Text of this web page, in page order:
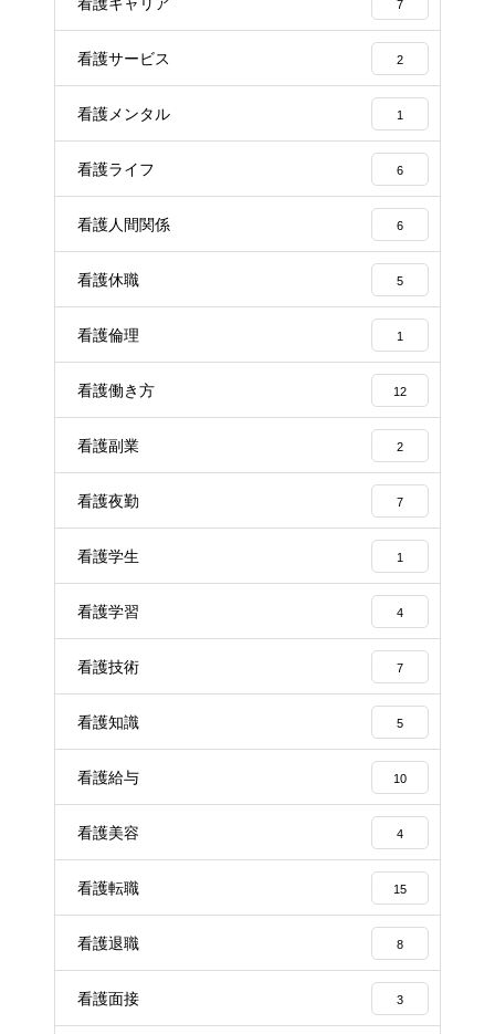
看護キャリア 7
看護サービス 2
看護メンタル 1
看護ライフ 6
看護人間関係 6
看護休職 5
看護倫理 1
看護働き方 12
看護副業 2
看護夜勤 7
看護学生 1
看護学習 4
看護技術 7
看護知識 5
看護給与 10
看護美容 4
看護転職 15
看護退職 8
看護面接 3